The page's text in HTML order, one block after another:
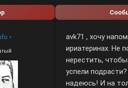
•
avk71 , хочу
ириатеринах. Не
нерестить,
успели
надеюсь! И на